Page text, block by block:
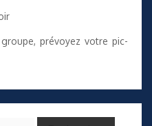
prévoyez votre pic-